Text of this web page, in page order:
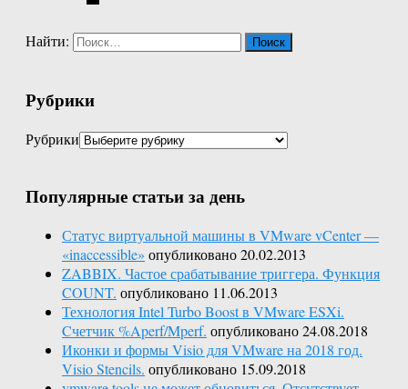
Найти:
Рубрики
Рубрики
Популярные статьи за день
Статус виртуальной машины в VMware vCenter —
«inaccessible» опубликовано 20.02.2013
ZABBIX. Частое срабатывание триггера. Функция
COUNT. опубликовано 11.06.2013
Технология Intel Turbo Boost в VMware ESXi.
Cчетчик %Aperf/Mperf. опубликовано 24.08.2018
Иконки и формы Visio для VMware на 2018 год.
Visio Stencils. опубликовано 15.09.2018